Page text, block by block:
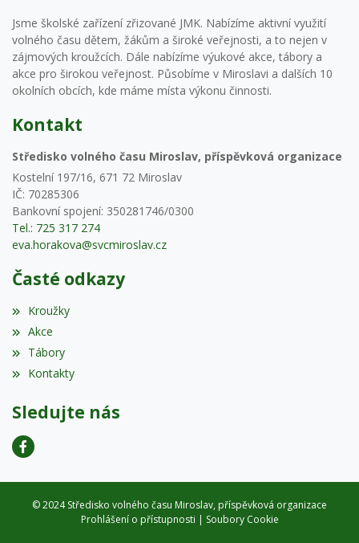
Jsme školské zařízení zřizované JMK. Nabízíme aktivní využití
volného času dětem, žákům a široké veřejnosti, a to nejen v
zájmových kroužcích. Dále nabízíme výukové akce, tábory a
akce pro širokou veřejnost. Působíme v Miroslavi a dalších 10
okolních obcích, kde máme místa výkonu činnosti.
Kontakt
Středisko volného času Miroslav, příspěvková organizace
Kostelní 197/16, 671 72 Miroslav
IČ: 70285306
Bankovní spojení: 350281746/0300
Tel.: 725 317 274
eva.horakova@svcmiroslav.cz
Časté odkazy
Kroužky
Akce
Tábory
Kontakty
Sledujte nás
© 2024 Středisko volného času Miroslav, příspěvková organizace
Prohlášení o přístupnosti | Soubory Cookie